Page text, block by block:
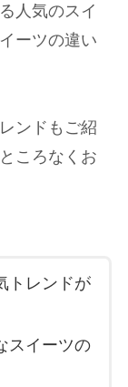
人気のスイ
ーツの違い
ンドもご紹
ころなくお
トレンドが
スイーツの